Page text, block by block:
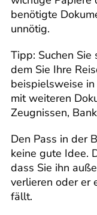
benötigte
unnötig.
Tipp: Suchen Sie
dem Sie Ihre
beispielsweise
mit weiteren
Zeugnissen,
Den Pass in der
keine gute Idee.
dass Sie ihn
verlieren oder er
fällt.